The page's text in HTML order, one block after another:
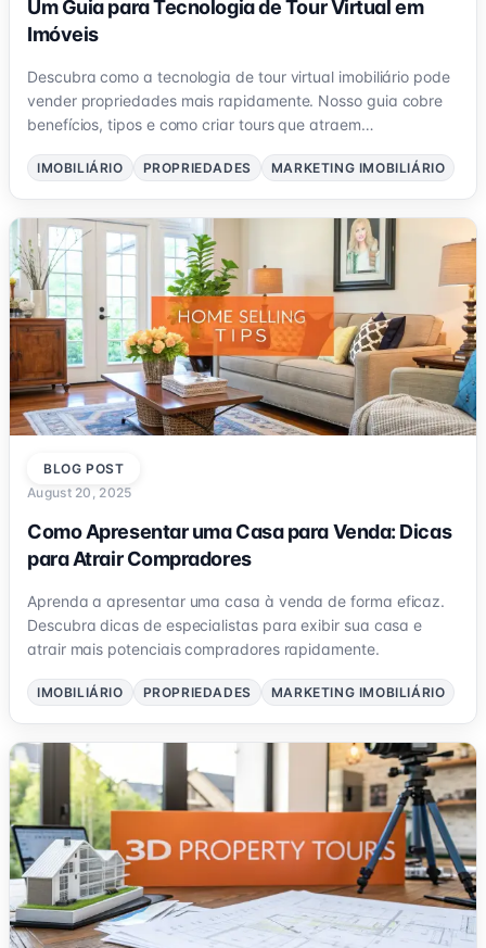
Um Guia para Tecnologia de Tour Virtual em
Imóveis
Descubra como a tecnologia de tour virtual imobiliário pode
vender propriedades mais rapidamente. Nosso guia cobre
benefícios, tipos e como criar tours que atraem
IMOBILIÁRIO PROPRIEDADES MARKETING IMOBILIÁRIO
BLOG POST
August 20, 2025
Como Apresentar uma Casa para Venda: Dicas
para Atrair Compradores
Aprenda a apresentar uma casa à venda de forma eficaz.
Descubra dicas de especialistas para exibir sua casa e
atrair mais potenciais compradores rapidamente.
IMOBILIÁRIO PROPRIEDADES MARKETING IMOBILIÁRIO